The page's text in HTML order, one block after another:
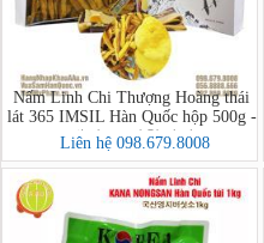
Nấm Linh Chi Thượng Hoàng thái
lát 365 IMSIL Hàn Quốc hộp 500g -
내산365상황버섯
Liên hệ 098.679.8008